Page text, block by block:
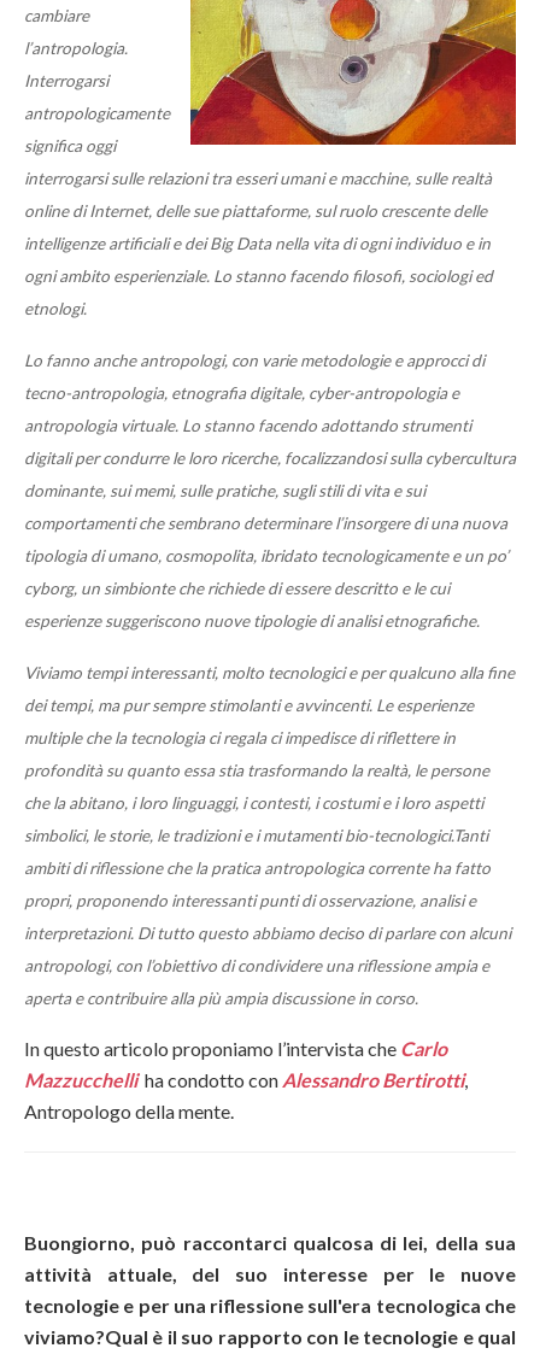
cambiare
l’antropologia.
Interrogarsi
antropologicamente
significa oggi
interrogarsi sulle relazioni tra esseri umani e macchine, sulle realtà
online di Internet, delle sue piattaforme, sul ruolo crescente delle
intelligenze artificiali e dei Big Data nella vita di ogni individuo e in
ogni ambito esperienziale. Lo stanno facendo filosofi, sociologi ed
etnologi.
Lo fanno anche antropologi, con varie metodologie e approcci di
tecno-antropologia, etnografia digitale, cyber-antropologia e
antropologia virtuale. Lo stanno facendo adottando strumenti
digitali per condurre le loro ricerche, focalizzandosi sulla cybercultura
dominante, sui memi, sulle pratiche, sugli stili di vita e sui
comportamenti che sembrano determinare l’insorgere di una nuova
tipologia di umano, cosmopolita, ibridato tecnologicamente e un po’
cyborg, un simbionte che richiede di essere descritto e le cui
esperienze suggeriscono nuove tipologie di analisi etnografiche.
Viviamo tempi interessanti, molto tecnologici e per qualcuno alla fine
dei tempi, ma pur sempre stimolanti e avvincenti. Le esperienze
multiple che la tecnologia ci regala ci impedisce di riflettere in
profondità su quanto essa stia trasformando la realtà, le persone
che la abitano, i loro linguaggi, i contesti, i costumi e i loro aspetti
simbolici, le storie, le tradizioni e i mutamenti bio-tecnologici.Tanti
ambiti di riflessione che la pratica antropologica corrente ha fatto
propri, proponendo interessanti punti di osservazione, analisi e
interpretazioni. Di tutto questo abbiamo deciso di parlare con alcuni
antropologi, con l’obiettivo di condividere una riflessione ampia e
aperta e contribuire alla più ampia discussione in corso.
In questo articolo proponiamo l’intervista che Carlo
Mazzucchelli ha condotto con Alessandro Bertirotti,
Antropologo della mente.
Buongiorno, può raccontarci qualcosa di lei, della sua
attività attuale, del suo interesse per le nuove
tecnologie e per una riflessione sull'era tecnologica che
viviamo?Qual è il suo rapporto con le tecnologie e qual